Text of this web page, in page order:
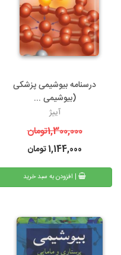
درسنامه بیوشیمی پزشکی
(بیوشیمی ...
آییژ
1,300,000تومان
1,144,000تومان
| افزودن به سبد خرید